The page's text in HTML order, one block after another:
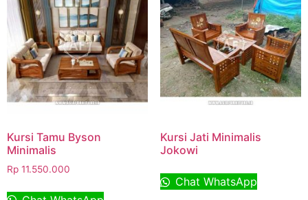
Kursi Tamu Byson
Minimalis
Rp 11.550.000
Kursi Jati Minimalis
Jokowi
Chat WhatsApp